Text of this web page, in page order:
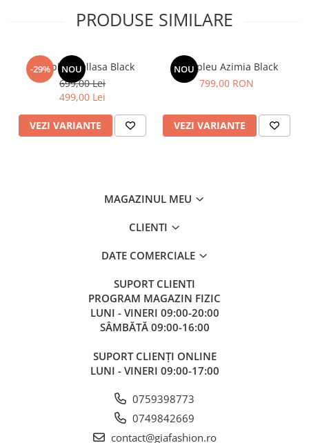
PRODUSE SIMILARE
-29% NOU
Compleu Rellasa Black
699,00 Lei
499,00 Lei
VEZI VARIANTE
NOU
Compleu Azimia Black
799,00 RON
VEZI VARIANTE
MAGAZINUL MEU
CLIENTI
DATE COMERCIALE
SUPORT CLIENTI
PROGRAM MAGAZIN FIZIC
LUNI - VINERI 09:00-20:00
SÂMBĂTĂ 09:00-16:00
SUPORT CLIENȚI ONLINE
LUNI - VINERI 09:00-17:00
0759398773
0749842669
contact@giafashion.ro